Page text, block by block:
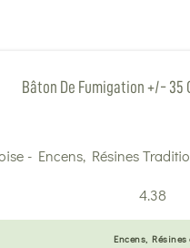
Bâton De Fumigation +/- 35
4.38
Encens, Résines